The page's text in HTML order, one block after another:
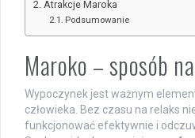
Atrakcje Maroka
Podsumowanie
Maroko – sposób
Wypoczynek jest ważnym
człowieka. Bez czasu na relaks
funkcjonować efektywnie i